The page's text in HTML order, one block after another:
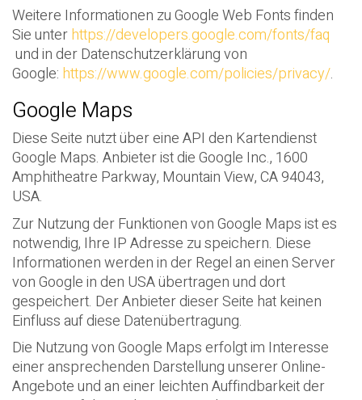
Weitere Informationen zu Google Web Fonts finden
Sie unterhttps://developers.google.com/fonts/faq
und in der Datenschutzerklärung von
Google: https://www.google.com/policies/privacy/.
Google Maps
Diese Seite nutzt über eine API den Kartendienst
Google Maps. Anbieter ist die Google Inc., 1600
Amphitheatre Parkway, Mountain View, CA 94043,
USA.
Zur Nutzung der Funktionen von Google Maps ist es
notwendig, Ihre IP Adresse zu speichern. Diese
Informationen werden in der Regel an einen Server
von Google in den USA übertragen und dort
gespeichert. Der Anbieter dieser Seite hat keinen
Einfluss auf diese Datenübertragung.
Die Nutzung von Google Maps erfolgt im Interesse
einer ansprechenden Darstellung unserer Online-
Angebote und an einer leichten Auffindbarkeit der